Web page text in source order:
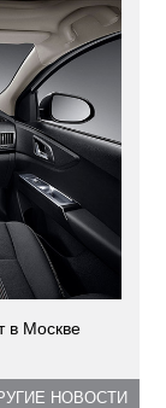
в Москве
НОВОСТИ